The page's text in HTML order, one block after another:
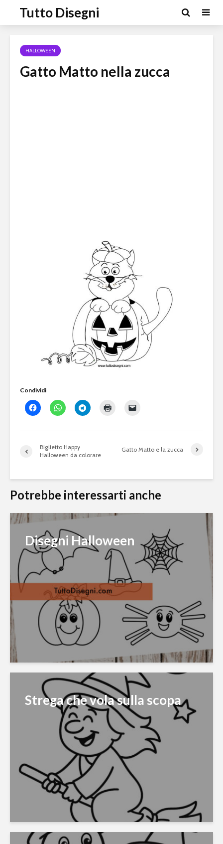
Tutto Disegni
HALLOWEEN
Gatto Matto nella zucca
Condividi
Biglietto Happy
Halloween da colorare
Gatto Matto e la zucca
Potrebbe interessarti anche
Disegni Halloween
Strega che vola sulla scopa